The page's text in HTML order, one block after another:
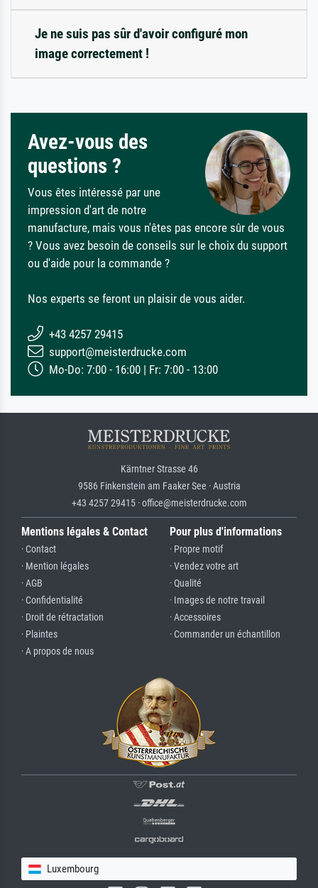
Je ne suis pas sûr d'avoir configuré mon
image correctement !
Avez-vous des
questions ?
Vous êtes intéressé par une
impression d'art de notre
manufacture, mais vous n'êtes pas encore sûr de vous
? Vous avez besoin de conseils sur le choix du support
ou d'aide pour la commande ?
Nos experts se feront un plaisir de vous aider.
+43 4257 29415
support@meisterdrucke.com
Mo-Do: 7:00 - 16:00 | Fr: 7:00 - 13:00
Kärntner Strasse 46
9586 Finkenstein am Faaker See · Austria
+43 4257 29415 · office@meisterdrucke.com
Mentions légales & Contact
· Contact
· Mention légales
· AGB
· Confidentialité
· Droit de rétractation
· Plaintes
· A propos de nous
Pour plus d'informations
· Propre motif
· Vendez votre art
· Qualité
· Images de notre travail
· Accessoires
· Commander un échantillon
Luxembourg